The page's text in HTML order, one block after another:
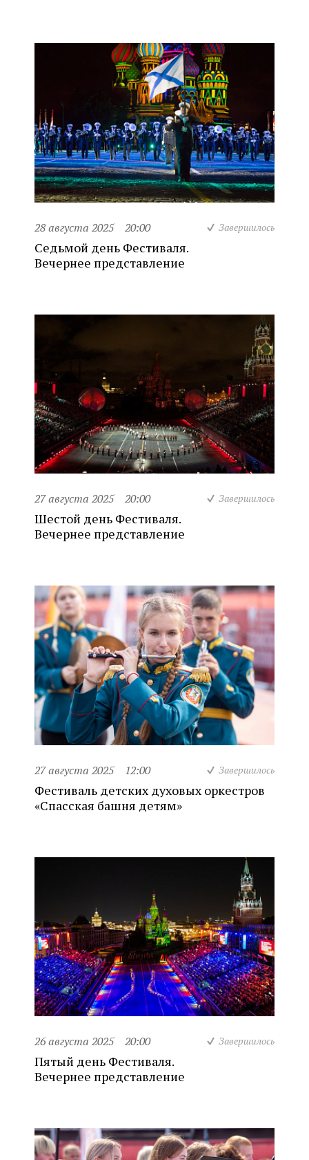
28 августа 2025 20:00 Завершилось
Седьмой день Фестиваля.
Вечернее представление
27 августа 2025 20:00 Завершилось
Шестой день Фестиваля.
Вечернее представление
27 августа 2025 12:00 Завершилось
Фестиваль детских духовых оркестров
«Спасская башня детям»
26 августа 2025 20:00 Завершилось
Пятый день Фестиваля.
Вечернее представление